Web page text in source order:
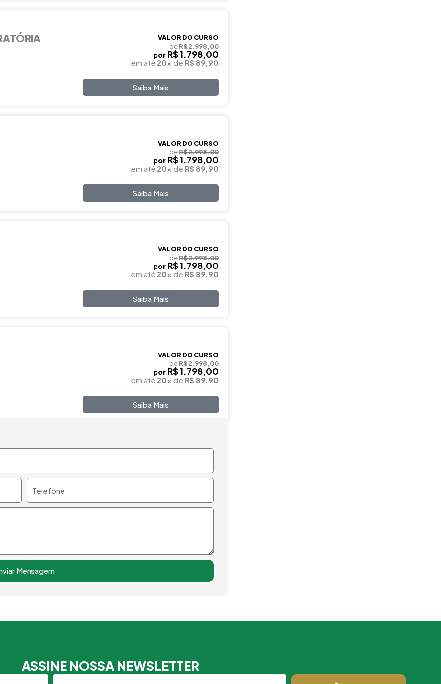
VALOR DO CURSO
deR$ 2.998,00
por R$ 1.798,00
em até 20x de R$ 89,90
Saiba Mais
VALOR DO CURSO
deR$ 2.998,00
por R$ 1.798,00
em até 20x de R$ 89,90
Saiba Mais
VALOR DO CURSO
deR$ 2.998,00
por R$ 1.798,00
em até 20x de R$ 89,90
Saiba Mais
VALOR DO CURSO
deR$ 2.998,00
por R$ 1.798,00
em até 20x de R$ 89,90
Saiba Mais
Mensagem
ASSINE NOSSA NEWSLETTER